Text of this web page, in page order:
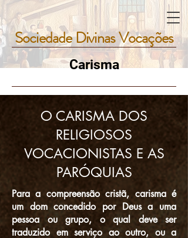
Sociedade Divinas Vocações
Sociedade Divinas Vocações
Carisma
O CARISMA DOS
RELIGIOSOS
VOCACIONISTAS E AS
PARÓQUIAS
Para a compreensão cristã, carisma é
um dom concedido por Deus a uma
pessoa ou grupo, o qual deve ser
traduzido em serviço ao outro, ou a